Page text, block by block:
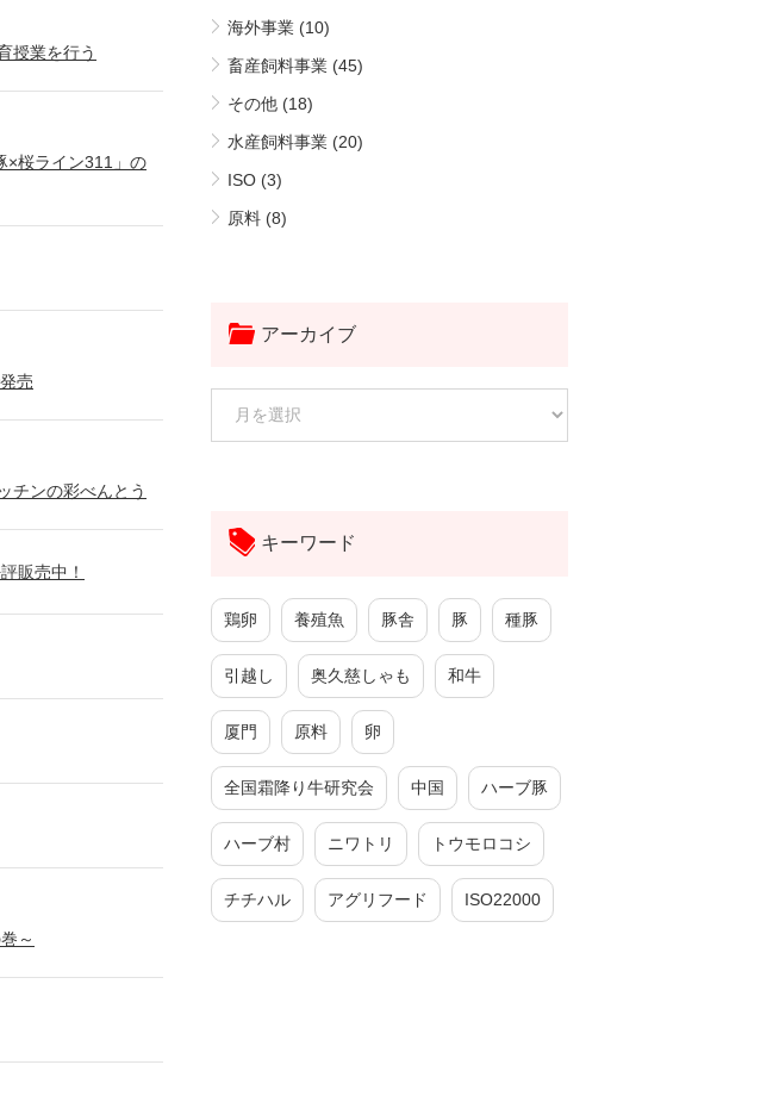
授業を行う
×桜ライン311」の
売
チンの彩べんとう
販売中！
～
海外事業 (10)
畜産飼料事業 (45)
その他 (18)
水産飼料事業 (20)
ISO (3)
原料 (8)
アーカイブ
キーワード
鶏卵 養殖魚 豚舎 豚 種豚
引越し 奥久慈しゃも 和牛
厦門 原料 卵
全国霜降り牛研究会 中国 ハーブ豚
ハーブ村 ニワトリ トウモロコシ
チチハル アグリフード ISO22000